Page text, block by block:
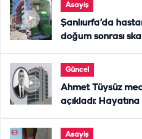
Asayiş
Şanlıurfa’da
doğum sonrası
Güncel
Ahmet Tüysüz
açıkladı:
ölmezdim" notunu
Asayiş